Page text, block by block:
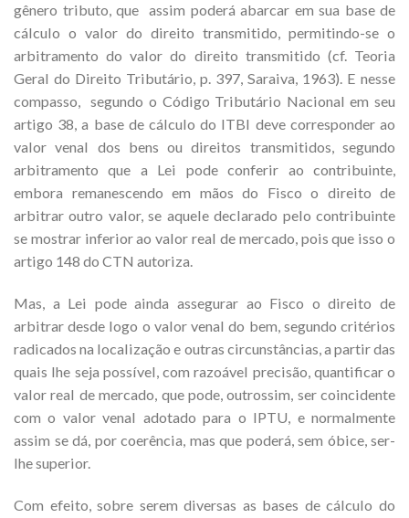
gênero tributo, que assim poderá abarcar em sua base de
cálculo o valor do direito transmitido, permitindo-se o
arbitramento do valor do direito transmitido (cf. Teoria
Geral do Direito Tributário, p. 397, Saraiva, 1963). E nesse
compasso, segundo o Código Tributário Nacional em seu
artigo 38, a base de cálculo do ITBI deve corresponder ao
valor venal dos bens ou direitos transmitidos, segundo
arbitramento que a Lei pode conferir ao contribuinte,
embora remanescendo em mãos do Fisco o direito de
arbitrar outro valor, se aquele declarado pelo contribuinte
se mostrar inferior ao valor real de mercado, pois que isso o
artigo 148 do CTN autoriza.
Mas, a Lei pode ainda assegurar ao Fisco o direito de
arbitrar desde logo o valor venal do bem, segundo critérios
radicados na localização e outras circunstâncias, a partir das
quais lhe seja possível, com razoável precisão, quantificar o
valor real de mercado, que pode, outrossim, ser coincidente
com o valor venal adotado para o IPTU, e normalmente
assim se dá, por coerência, mas que poderá, sem óbice, ser-
lhe superior.
Com efeito, sobre serem diversas as bases de cálculo do